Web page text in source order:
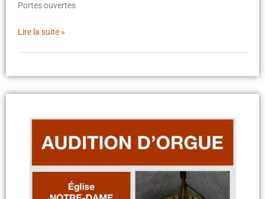
Portes ouvertes
Lire la suite »